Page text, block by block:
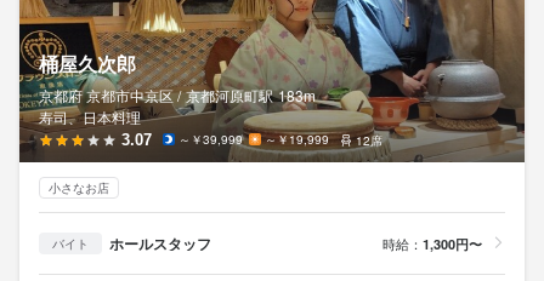
桶屋久次郎
京都府 京都市中京区 / 京都河原町駅 183m
寿司、日本料理
3.07 ～￥39,999 ～￥19,999 12席
小さなお店
バイト ホールスタッフ 時給： 1,300円〜